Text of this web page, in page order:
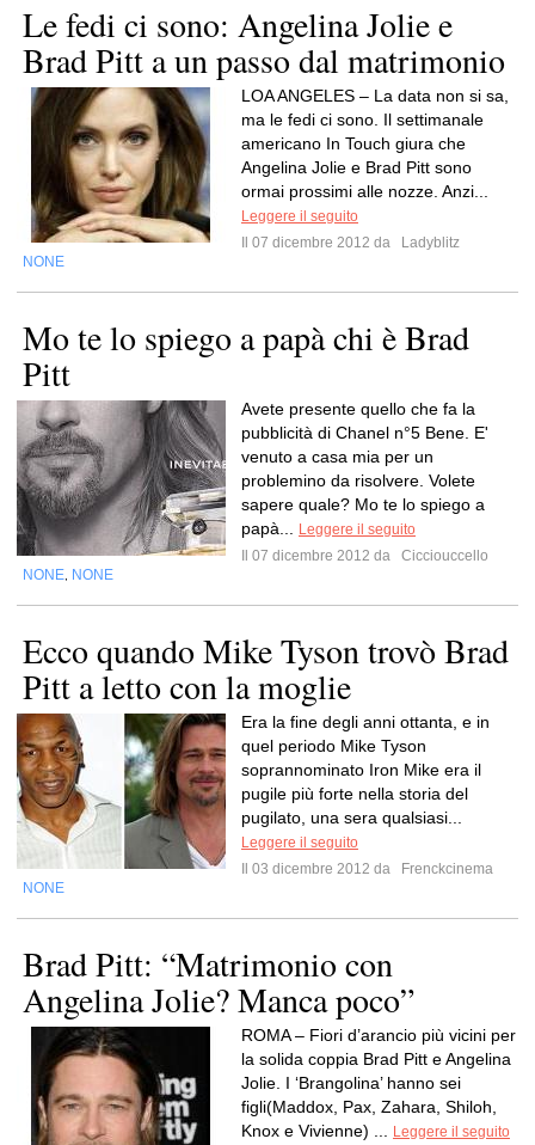
Le fedi ci sono: Angelina Jolie e
Brad Pitt a un passo dal matrimonio
LOA ANGELES – La data non si sa,
ma le fedi ci sono. Il settimanale
americano In Touch giura che
Angelina Jolie e Brad Pitt sono
ormai prossimi alle nozze. Anzi...
Leggere il seguito
Il 07 dicembre 2012 da
Ladyblitz
NONE
Mo te lo spiego a papà chi è Brad
Pitt
Avete presente quello che fa la
pubblicità di Chanel n°5 Bene. E'
venuto a casa mia per un
problemino da risolvere. Volete
sapere quale? Mo te lo spiego a
papà...
Leggere il seguito
Il 07 dicembre 2012 da
Cicciouccello
NONE NONE
Ecco quando Mike Tyson trovò Brad
Pitt a letto con la moglie
Era la fine degli anni ottanta, e in
quel periodo Mike Tyson
soprannominato Iron Mike era il
pugile più forte nella storia del
pugilato, una sera qualsiasi...
Leggere il seguito
Il 03 dicembre 2012 da
Frenckcinema
NONE
Brad Pitt: “Matrimonio con
Angelina Jolie? Manca poco”
ROMA – Fiori d’arancio più vicini per
la solida coppia Brad Pitt e Angelina
Jolie. I ‘Brangolina’ hanno sei
figli(Maddox, Pax, Zahara, Shiloh,
Knox e Vivienne) ...
Leggere il seguito